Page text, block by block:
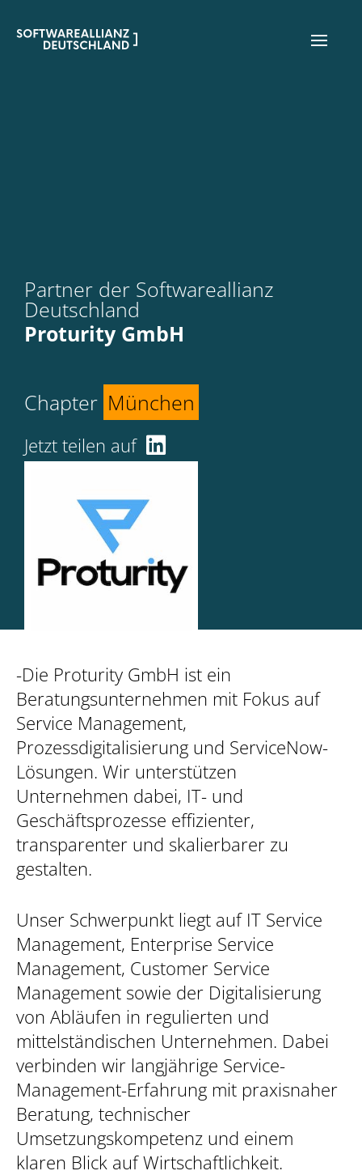
Partner der Softwareallianz
Deutschland
Proturity GmbH
Chapter München
Jetzt teilen auf
-Die Proturity GmbH ist ein
Beratungsunternehmen mit Fokus auf
Service Management,
Prozessdigitalisierung und ServiceNow-
Lösungen. Wir unterstützen
Unternehmen dabei, IT- und
Geschäftsprozesse effizienter,
transparenter und skalierbarer zu
gestalten.
Unser Schwerpunkt liegt auf IT Service
Management, Enterprise Service
Management, Customer Service
Management sowie der Digitalisierung
von Abläufen in regulierten und
mittelständischen Unternehmen. Dabei
verbinden wir langjährige Service-
Management-Erfahrung mit praxisnaher
Beratung, technischer
Umsetzungskompetenz und einem
klaren Blick auf Wirtschaftlichkeit.